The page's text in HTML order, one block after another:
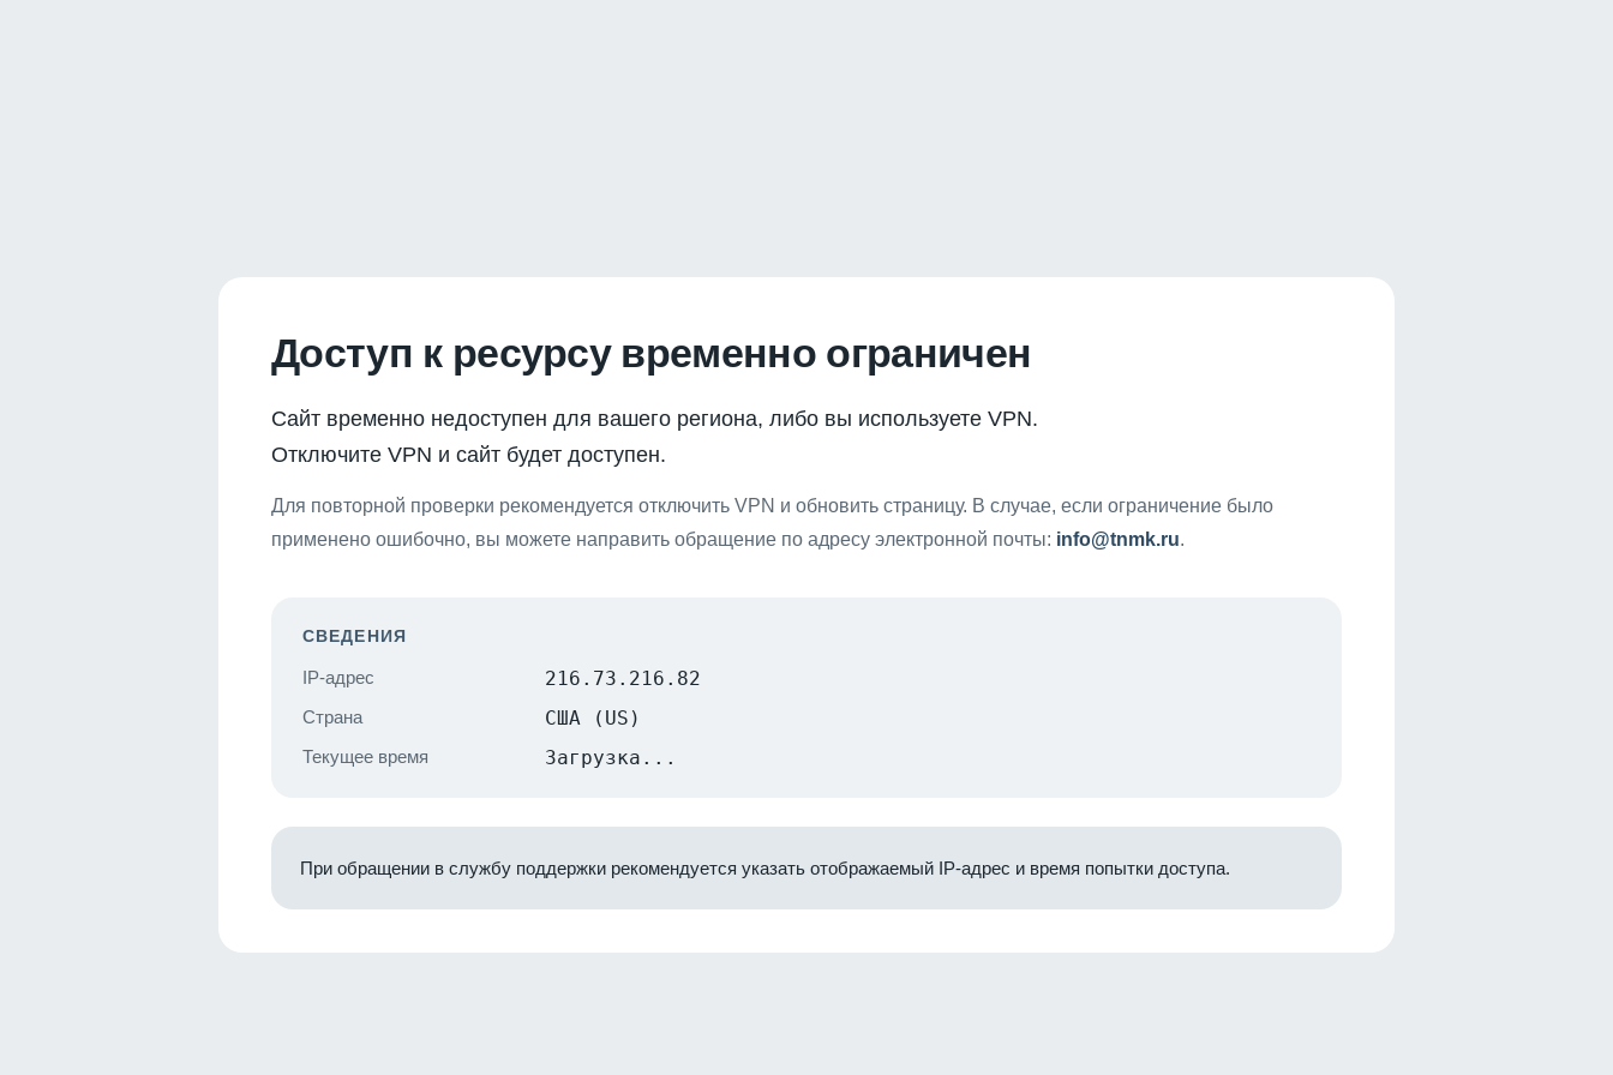
Доступ к ресурсу временно ограничен
Сайт временно недоступен для вашего региона, либо вы используете VPN.
Отключите VPN и сайт будет доступен.
Для повторной проверки рекомендуется отключить VPN и обновить страницу. В случае, если ограничение было
применено ошибочно, вы можете направить обращение по адресу электронной почты: info@tnmk.ru.
СВЕДЕНИЯ
IP-адрес 216.73.216.82
Страна США (US)
Текущее время Загрузка...
При обращении в службу поддержки рекомендуется указать отображаемый IP-адрес и время попытки доступа.